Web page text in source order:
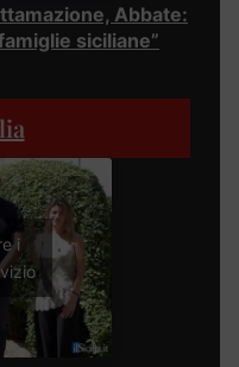
Abbate:
siciliane”
i